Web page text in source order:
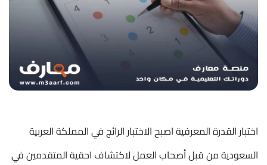
اختبار القدرة المعرفية اصبح الاختبار الرائج في المملكة العربية
السعودية من قبل أصحاب العمل لاكتشاف احقية المتقدمين في